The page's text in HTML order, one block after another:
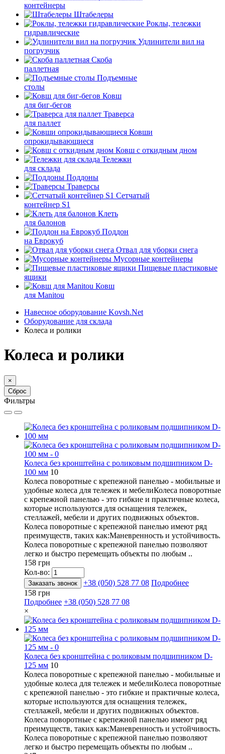
контейнеры
Штабелеры
Роклы, тележки
гидравлические
Удлинители вил на
погрузчик
Скоба
паллетная
Подъемные
столы
Ковш
для биг-бегов
Траверса
для паллет
Ковши
опрокидывающиеся
Ковш с откидным дном
Тележки
для склада
Поддоны
Траверсы
Сетчатый
контейнер S1
Клеть
для балонов
Поддон
на Еврокуб
Отвал для уборки снега
Мусорные контейнеры
Пищевые пластиковые
ящики
Ковш
для Manitou
Навесное оборудование Kovsh.Net
Оборудование для склада
Колеса и ролики
Колеса и ролики
×
Сброс
Фильтры
Колеса без кронштейна с роликовым подшипником D-
100 мм 10
Колеса поворотные с крепежной панелью - мобильные и
удобные колеса для тележек и мебелиКолеса поворотные
с крепежной панелью - это гибкие и практичные колеса,
которые используются для оснащения тележек,
стеллажей, мебели и других подвижных объектов.
Колеса поворотные с крепежной панелью имеют ряд
преимуществ, таких как:Маневренность и устойчивость.
Колеса поворотные с крепежной панелью позволяют
легко и быстро перемещать объекты по любым ..
158 грн
Кол-во:
Заказать звонок +38 (050) 528 77 08 Подробнее
158 грн
Подробнее +38 (050) 528 77 08
×
Колеса без кронштейна с роликовым подшипником D-
125 мм 10
Колеса поворотные с крепежной панелью - мобильные и
удобные колеса для тележек и мебелиКолеса поворотные
с крепежной панелью - это гибкие и практичные колеса,
которые используются для оснащения тележек,
стеллажей, мебели и других подвижных объектов.
Колеса поворотные с крепежной панелью имеют ряд
преимуществ, таких как:Маневренность и устойчивость.
Колеса поворотные с крепежной панелью позволяют
легко и быстро перемещать объекты по любым ..